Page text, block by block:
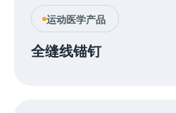
运动医学产品
全缝线锚钉